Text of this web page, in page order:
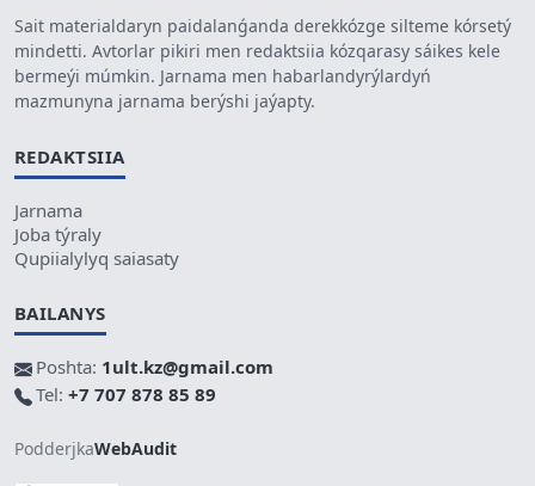
Sait materialdaryn paidalanǵanda derekkózge silteme kórsetý
mindetti. Avtorlar pikiri men redaktsiia kózqarasy sáikes kele
bermeýi múmkin. Jarnama men habarlandyrýlardyń
mazmunyna jarnama berýshi jaýapty.
REDAKTSIIA
Jarnama
Joba týraly
Qupiialylyq saiasaty
BAILANYS
Poshta: 1ult.kz@gmail.com
Tel: +7 707 878 85 89
PodderjkaWebAudit